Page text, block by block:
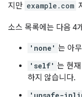
지만 example.com
소스 목록에는 다음 4
'none' 는 아
'self' 는 현
하지 않습니다.
'unsafe-